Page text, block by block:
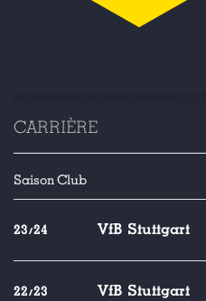
CARRIÈRE
SaisonClub
23/24 VfB Stuttgart
22/23 VfB Stuttgart